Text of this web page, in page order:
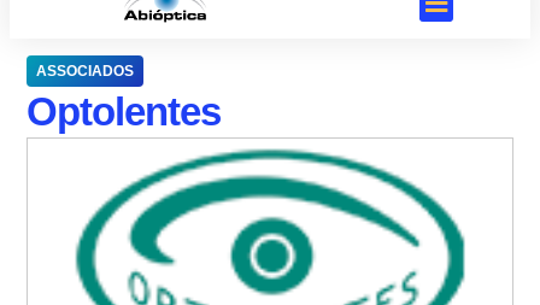
ASSOCIADOS
Optolentes